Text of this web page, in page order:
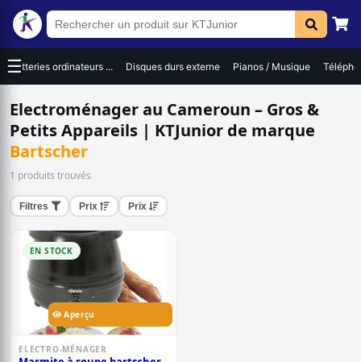
☰
Batteries ordinateurs ... Disques durs externe Pianos / Musique
Electroménager au Cameroun – Gros &
Petits Appareils | KTJunior de marque
Bartscher
1 produits trouvés
Filtres Prix Prix
EN STOCK
Aperçu
ELECTRO-MÉNAGER